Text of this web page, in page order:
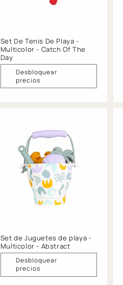
Set De Tenis De Playa -
Multicolor - Catch Of The
Day
Desbloquear
precios
Set de Juguetes de playa -
Multicolor - Abstract
Desbloquear
precios